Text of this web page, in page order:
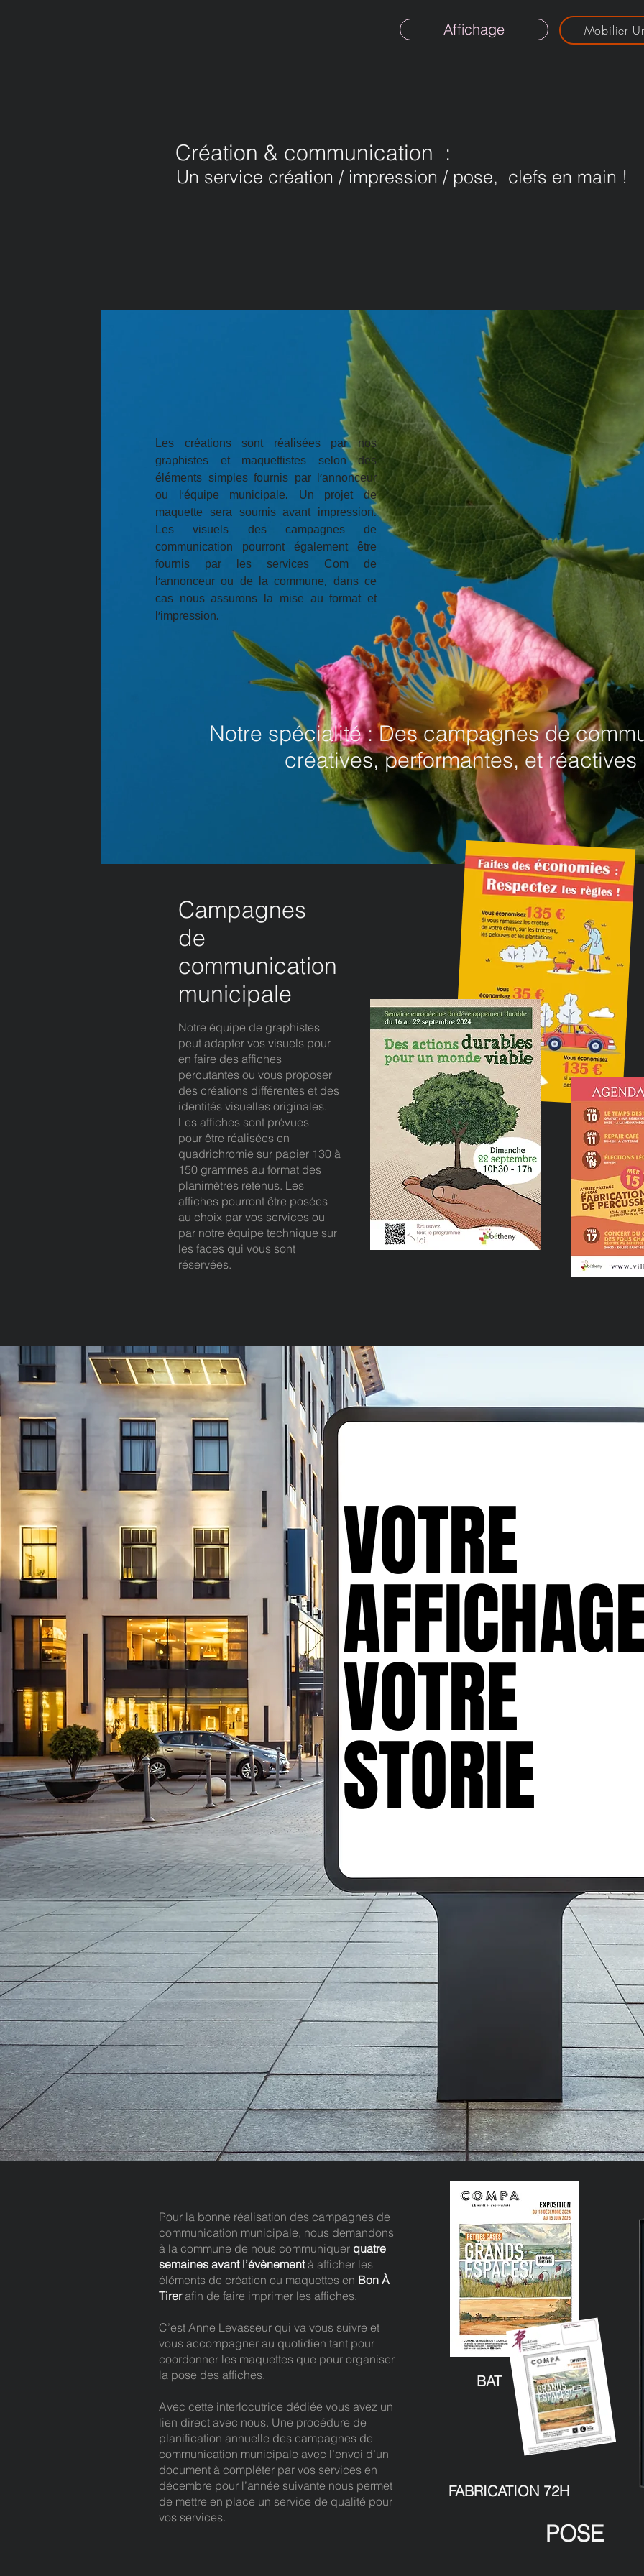
Affichage Mobilier
Création & communication :
Un service création / impression / pose, clefs en main !
Les créations sont réalisées par nos
graphistes et maquettistes selon des
éléments simples fournis par l'annonceur
ou l’équipe municipale. Un projet de
maquette sera soumis avant impression.
Les visuels des campagnes de
communication pourront également être
fournis par les services Com de
l'annonceur ou de la commune, dans ce
cas nous assurons la mise au format et
l’impression.
Notre spécialité : Des campagnes de
créatives, performantes, et réactives
Campagnes
de
communication
municipale
Notre équipe de graphistes
peut adapter vos visuels pour
en faire des affiches
percutantes ou vous proposer
des créations différentes et des
identités visuelles originales.
Les affiches sont prévues
pour être réalisées en
quadrichromie sur papier 130 à
150 grammes au format des
planimètres retenus. Les
affiches pourront être posées
au choix par vos services ou
par notre équipe technique sur
les faces qui vous sont
réservées.
VOTRE
VOTRE
STORIE
VOTRE
VOTRE
STORIE
Pour la bonne réalisation des campagnes de
communication municipale, nous demandons
à la commune de nous communiquer quatre
semaines avant l’évènementà afficher les
éléments de création ou maquettes en Bon À
Tirerafin de faire imprimer les affiches.
C’est Anne Levasseur qui va vous suivre et
vous accompagner au quotidien tant pour
coordonner les maquettes que pour organiser
la pose des affiches.
Avec cette interlocutrice dédiée vous avez un
lien direct avec nous. Une procédure de
planification annuelle des campagnes de
communication municipale avec l’envoi d’un
document à compléter par vos services en
décembre pour l’année suivante nous permet
de mettre en place un service de qualité pour
vos services.
POSE
BAT
FABRICATION 72H